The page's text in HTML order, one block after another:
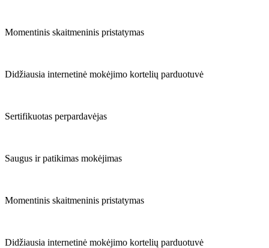
Momentinis skaitmeninis pristatymas
Didžiausia internetinė mokėjimo kortelių parduotuvė
Sertifikuotas perpardavėjas
Saugus ir patikimas mokėjimas
Momentinis skaitmeninis pristatymas
Didžiausia internetinė mokėjimo kortelių parduotuvė